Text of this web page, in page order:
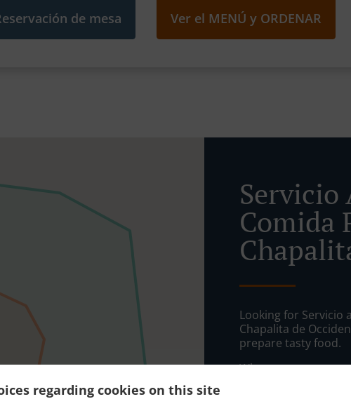
regarding cookies on this site
de mesa Ver el MENÚ y ORDENAR
Servicio
Comida
Looking for Servicio
Chapalita de
prepare tasty food.
When you want to
Algún Lugar